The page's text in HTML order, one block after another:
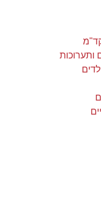
ותערוכות